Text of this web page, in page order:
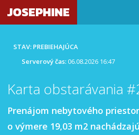
JOSEPHINE
STAV: PREBIEHAJÚCA
Serverový čas:06.08.2026 16:47
Karta obstarávania
Prenájom nebytového
o výmere 19,03 m2